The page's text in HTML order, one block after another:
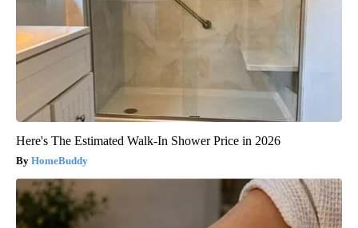
Here's The Estimated Walk-In Shower Price in 2026
HomeBuddy